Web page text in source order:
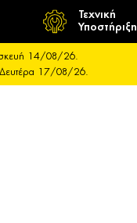
Τεχνική
Υποστήριξη
14/08/26.
Δευτέρα 17/08/26.